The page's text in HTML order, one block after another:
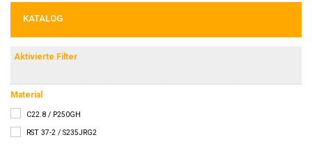
KATALOG
Aktivierte Filter
Material
C22.8 / P250GH
RST 37-2 / S235JRG2